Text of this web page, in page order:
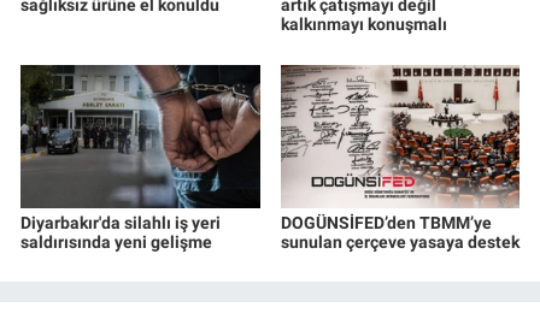
sağlıksız ürüne el konuldu
artık çatışmayı değil
kalkınmayı konuşmalı
Diyarbakır'da silahlı iş yeri
saldırısında yeni gelişme
DOGÜNSİFED’den TBMM’ye
sunulan çerçeve yasaya destek